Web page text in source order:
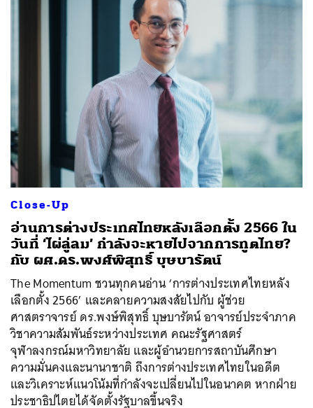
Close-Up
อ่านการต่างประเทศไทยหลังเลือกตั้ง 2566 ใน
วันที่ ‘ไผ่ลู่ลม’ กำลังจะหายไปจากการทูตไทย?
กับ ผศ.ดร.พงศ์พิสุทธิ์ บุษบารัตน์
The Momentum ชวนทุกคนอ่าน ‘การต่างประเทศไทยหลัง
เลือกตั้ง 2566’ และคลายความสงสัยไปกับ ผู้ช่วย
ศาสตราจารย์ ดร.พงษ์พิสุทธิ์ บุษบารัตน์ อาจารย์ประจำภาค
วิชาความสัมพันธ์ระหว่างประเทศ คณะรัฐศาสตร์
จุฬาลงกรณ์มหาวิทยาลัย และผู้อำนวยการสถาบันศึกษา
ความมั่นคงและนานาชาติ ถึงการต่างประเทศไทยในอดีต
และวิเคราะห์แนวโน้มที่กำลังจะเปลี่ยนไปในอนาคต หากฝ่าย
ประชาธิปไตยได้จัดตั้งรัฐบาลขึ้นจริง
ค้นหา
EMAIL